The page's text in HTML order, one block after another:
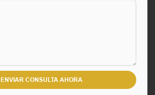
ENVIAR CONSULTA AHORA